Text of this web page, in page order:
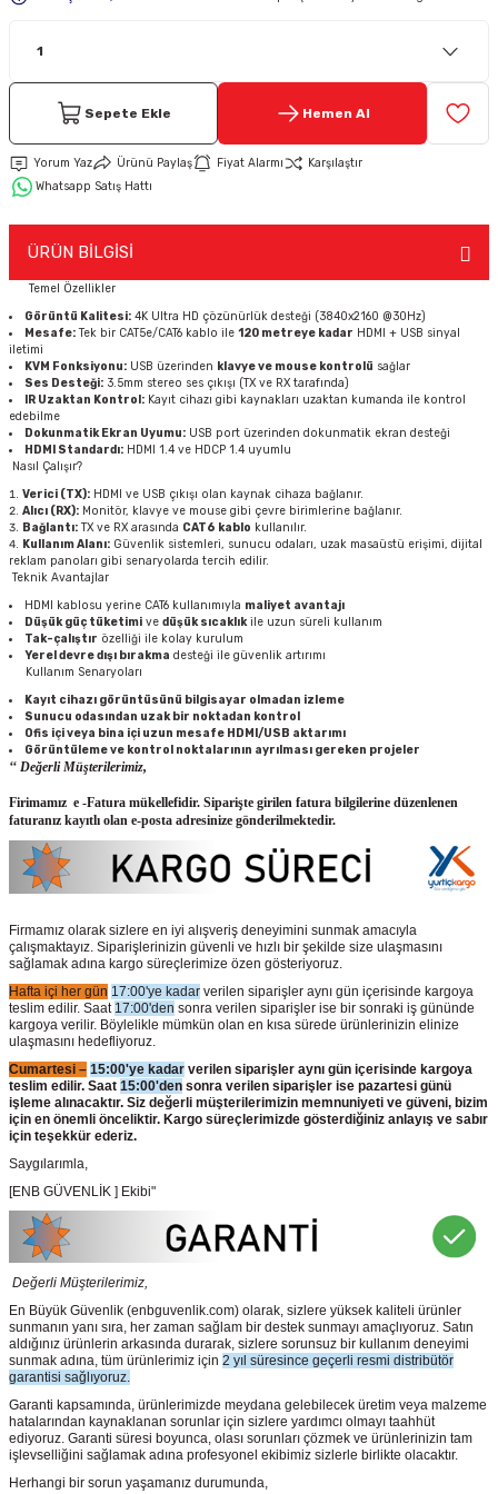
Hırsız Alarm Aksesuarlar
Sepete Ekle Hemen Al
Yorum Yaz Ürünü Paylaş Fiyat Alarmı
Karşılaştır
Whatsapp Satış Hattı
ÜRÜN BİLGİSİ
Temel Özellikler
Görüntü Kalitesi: 4K Ultra HD çözünürlük desteği (3840x2160 @30Hz)
Mesafe:Tek bir CAT5e/CAT6 kablo ile120 metreye kadar HDMI + USB sinyal
iletimi
KVM Fonksiyonu: USB üzerinden klavye ve mouse kontrolü sağlar
Ses Desteği: 3.5mm stereo ses çıkışı (TX ve RX tarafında)
IR Uzaktan Kontrol: Kayıt cihazı gibi kaynakları uzaktan kumanda ile kontrol
edebilme
Dokunmatik Ekran Uyumu: USB port üzerinden dokunmatik ekran desteği
HDMI Standardı: HDMI 1.4 ve HDCP 1.4 uyumlu
Nasıl Çalışır?
Verici (TX): HDMI ve USB çıkışı olan kaynak cihaza bağlanır.
Alıcı (RX): Monitör, klavye ve mouse gibi çevre birimlerine bağlanır.
Bağlantı:TX ve RX arasında CAT6 kablo kullanılır.
Kullanım Alanı: Güvenlik sistemleri, sunucu odaları, uzak masaüstü erişimi, dijital
reklam panoları gibi senaryolarda tercih edilir.
Teknik Avantajlar
HDMI kablosu yerine CAT6 kullanımıyla maliyet avantajı
Düşük güç tüketimi vedüşük sıcaklıkile uzun süreli kullanım
Tak-çalıştır özelliği ile kolay kurulum
Yerel devre dışı bırakma desteği ile güvenlik artırımı
Kullanım Senaryoları
Kayıt cihazı görüntüsünü bilgisayar olmadan izleme
Sunucu odasından uzak bir noktadan kontrol
Ofis içi veya bina içi uzun mesafe HDMI/USB aktarımı
Görüntüleme ve kontrol noktalarının ayrılması gereken projeler
‘‘ Değerli Müşterilerimiz,
Firimamız e -Fatura mükellefidir. Siparişte girilen fatura bilgilerine düzenlenen
faturanız kayıtlı olan e-posta adresinize gönderilmektedir.
Firmamız olarak sizlere en iyi alışveriş deneyimini sunmak amacıyla
çalışmaktayız. Siparişlerinizin güvenli ve hızlı bir şekilde size ulaşmasını
sağlamak adına kargo süreçlerimize özen gösteriyoruz.
Hafta içi her gün 17:00'ye kadar verilen siparişler aynı gün içerisinde kargoya
teslim edilir. Saat 17:00'den sonra verilen siparişler ise bir sonraki iş gününde
kargoya verilir. Böylelikle mümkün olan en kısa sürede ürünlerinizin elinize
ulaşmasını hedefliyoruz.
Cumartesi – 15:00'ye kadar verilen siparişler aynı gün içerisinde kargoya
teslim edilir. Saat 15:00'den sonra verilen siparişler ise pazartesi günü
işleme alınacaktır. Siz değerli müşterilerimizin memnuniyeti ve güveni, bizim
için en önemli önceliktir. Kargo süreçlerimizde gösterdiğiniz anlayış ve sabır
için teşekkür ederiz.
Saygılarımla,
[ENB GÜVENLİK ] Ekibi"
Değerli Müşterilerimiz,
En Büyük Güvenlik (enbguvenlik.com) olarak, sizlere yüksek kaliteli ürünler
sunmanın yanı sıra, her zaman sağlam bir destek sunmayı amaçlıyoruz. Satın
aldığınız ürünlerin arkasında durarak, sizlere sorunsuz bir kullanım deneyimi
sunmak adına, tüm ürünlerimiz için 2 yıl süresince geçerli resmi distribütör
garantisi sağlıyoruz.
Garanti kapsamında, ürünlerimizde meydana gelebilecek üretim veya malzeme
hatalarından kaynaklanan sorunlar için sizlere yardımcı olmayı taahhüt
ediyoruz. Garanti süresi boyunca, olası sorunları çözmek ve ürünlerinizin tam
işlevselliğini sağlamak adına profesyonel ekibimiz sizlerle birlikte olacaktır.
Herhangi bir sorun yaşamanız durumunda,